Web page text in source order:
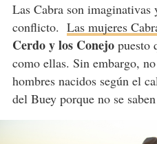
Las Cabra son
conflicto. Las mujeres
Cerdo y los Conejopuesto
como ellas. Sin embargo,
hombres nacidos según el
del Buey porque no se